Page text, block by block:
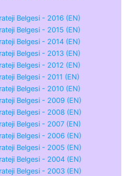
Belgesi - 2016 (EN)
Belgesi - 2015 (EN)
Belgesi - 2014 (EN)
Belgesi - 2013 (EN)
Belgesi - 2012 (EN)
Belgesi - 2011 (EN)
Belgesi - 2010 (EN)
Belgesi - 2009 (EN)
Belgesi - 2008 (EN)
Belgesi - 2007 (EN)
Belgesi - 2006 (EN)
Belgesi - 2005 (EN)
Belgesi - 2004 (EN)
Belgesi - 2003 (EN)